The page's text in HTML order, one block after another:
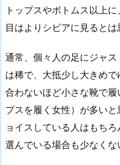
トップスやボトムス以上
目はよりシビアに見るとは
通常、個々人の足にジャ
は稀で、大抵少し大きめ
合わないほど小さな靴で
プスを履く女性）が多い
ョイスしている人はもちろ
選んでいる場合も少なくな